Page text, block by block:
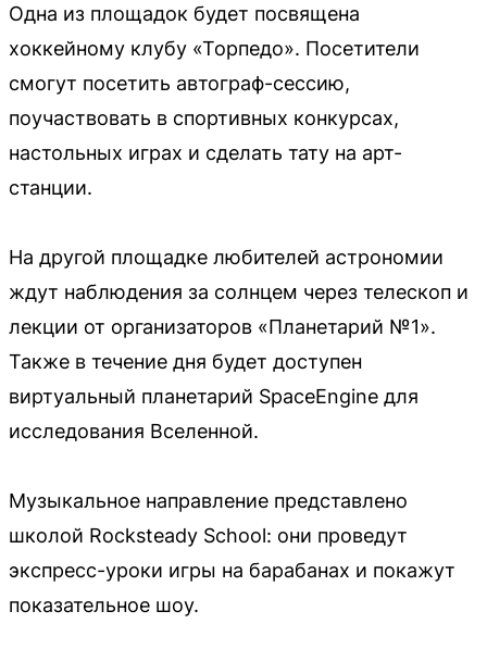
Одна из площадок будет посвящена
хоккейному клубу «Торпедо». Посетители
смогут посетить автограф-сессию,
поучаствовать в спортивных конкурсах,
настольных играх и сделать тату на арт-
станции.
На другой площадке любителей астрономии
ждут наблюдения за солнцем через телескоп и
лекции от организаторов «Планетарий №1».
Также в течение дня будет доступен
виртуальный планетарий SpaceEngine для
исследования Вселенной.
Музыкальное направление представлено
школой Rocksteady School: они проведут
экспресс-уроки игры на барабанах и покажут
показательное шоу.